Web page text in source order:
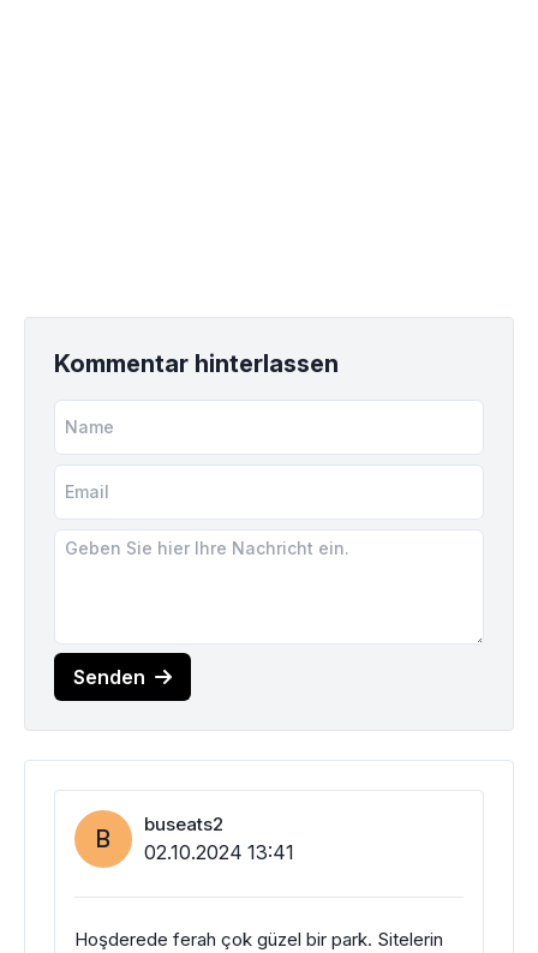
Kommentar hinterlassen
Senden
B buseats2
02.10.2024 13:41
Hoşderede ferah çok güzel bir park. Sitelerin